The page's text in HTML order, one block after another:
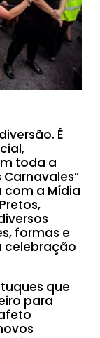
É
toda a
com a Mídia
formas e
celebração
que
para